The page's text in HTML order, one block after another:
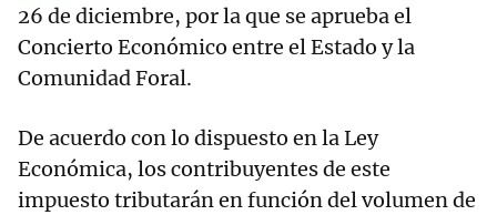
26 de diciembre, por la que se aprueba el
Concierto Económico entre el Estado y la
Comunidad Foral.
De acuerdo con lo dispuesto en la Ley
Económica, los contribuyentes de este
impuesto tributarán en función del volumen de